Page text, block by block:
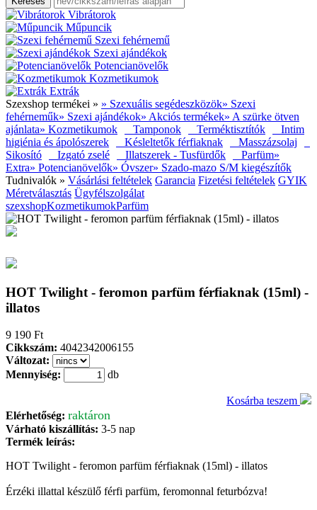
Vibrátorok
Műpuncik
Szexi fehérnemű
Szexi ajándékok
Potencianövelők
Kozmetikumok
Extrák
Szexshop termékei » » Szexuális segédeszközök» Szexi
fehérneműk» Szexi ajándékok» Akciós termékek» A szürke ötven
ajánlata» Kozmetikumok Tamponok Terméktisztítók
Intim
higiénia és ápolószerek
Késleltetők férfiaknak
Masszázsolaj
Sikosító
Izgató zselé Illatszerek - Tusfürdők Parfüm»
Extra» Potencianövelők» Óvszer» Szado-mazo S/M kiegészítők
Tudnivalók » Vásárlási feltételek Garancia Fizetési feltételek GYIK
Méretválasztás Ügyfélszolgálat
szexshopKozmetikumokParfüm
HOT Twilight - feromon parfüm férfiaknak (15ml) -
illatos
9 190 Ft
Cikkszám: 4042342006155
Változat:
Mennyiség:
db
Kosárba teszem
Elérhetőség: raktáron
Várható kiszállítás: 3-5 nap
Termék leírás:
HOT Twilight - feromon parfüm férfiaknak (15ml) - illatos
Érzéki illattal készülő férfi parfüm, feromonnal feturbózva!